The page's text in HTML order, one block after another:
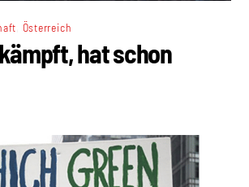
Österreich
hat schon